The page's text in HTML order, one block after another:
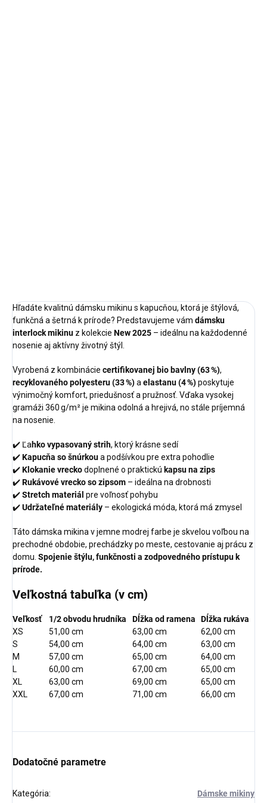
Hľadáte kvalitnú dámsku mikinu s kapucňou, ktorá je štýlová,
funkčná a šetrná k prírode? Predstavujeme vám dámsku
interlock mikinu z kolekcie New 2025 – ideálnu na každodenné
nosenie aj aktívny životný štýl.
Vyrobená z kombinácie certifikovanej bio bavlny (63 %),
recyklovaného polyesteru (33 %)aelastanu (4 %)poskytuje
výnimočný komfort, priedušnosť a pružnosť. Vďaka vysokej
gramáži 360 g/m² je mikina odolná a hrejivá, no stále príjemná
na nosenie.
✔️ Ľahko vypasovaný strih, ktorý krásne sedí
✔️Kapucňa so šnúrkoua podšívkou pre extra pohodlie
✔️Klokanie vreckodoplnené o praktickú kapsu na zips
✔️Rukávové vrecko so zipsom – ideálna na drobnosti
✔️Stretch materiál pre voľnosť pohybu
✔️Udržateľné materiály – ekologická móda, ktorá má zmysel
Táto dámska mikina v jemne modrej farbe je skvelou voľbou na
prechodné obdobie, prechádzky po meste, cestovanie aj prácu z
domu. Spojenie štýlu, funkčnosti a zodpovedného prístupu k
prírode.
Veľkostná tabuľka (v cm)
Veľkosť 1/2 obvodu hrudníka Dĺžka od ramena
Dĺžka rukáva
XS
51,00 cm 63,00 cm
62,00 cm
S
54,00 cm 64,00 cm
63,00 cm
M
57,00 cm 65,00 cm
64,00 cm
L
60,00 cm 67,00 cm
65,00 cm
XL
63,00 cm 69,00 cm
65,00 cm
XXL
67,00 cm 71,00 cm 66,00 cm
Dodatočné parametre
Kategória: Dámske mikiny